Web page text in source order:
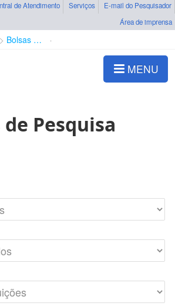
de Atendimento Serviços
E-mail do Pesquisador
Área de imprensa
Bolsas e Auxílios Vigentes
MENU
Pesquisa